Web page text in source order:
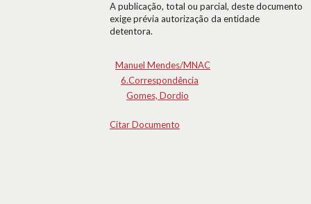
A publicação, total ou parcial, deste documento
exige prévia autorização da entidade
detentora.
Manuel Mendes/MNAC
6.Correspondência
Gomes, Dordio
Citar Documento